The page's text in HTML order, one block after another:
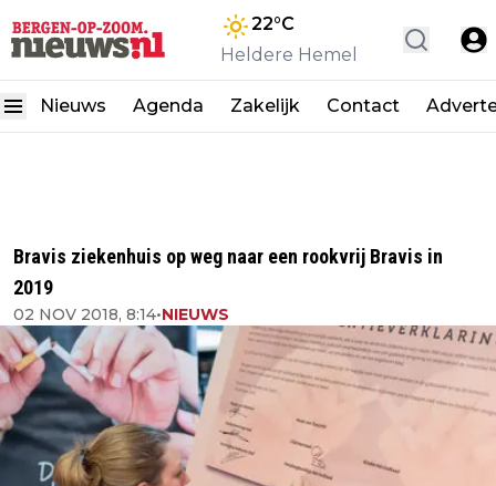
22°C
Heldere Hemel
Nieuws Agenda Zakelijk Contact
Bravis ziekenhuis op weg naar een rookvrij Bravis in
2019
02 NOV 2018, 8:14•NIEUWS